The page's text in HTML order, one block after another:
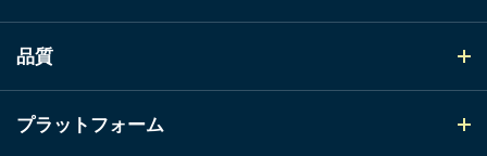
品質
プラットフォーム